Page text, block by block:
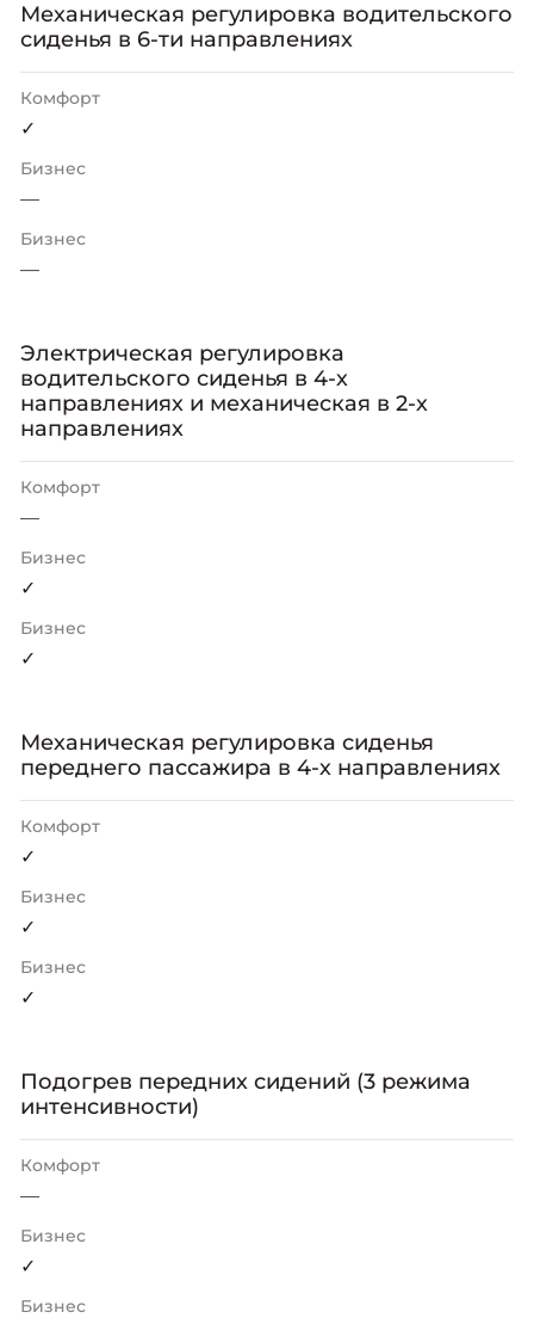
Механическая регулировка водительского
сиденья в 6-ти направлениях
Комфорт
✓
Бизнес
—
Бизнес
—
Электрическая регулировка
водительского сиденья в 4-х
направлениях и механическая в 2-х
направлениях
Комфорт
—
Бизнес
✓
Бизнес
✓
Механическая регулировка сиденья
переднего пассажира в 4-х направлениях
Комфорт
✓
Бизнес
✓
Бизнес
✓
Подогрев передних сидений (3 режима
интенсивности)
Комфорт
—
Бизнес
✓
Бизнес